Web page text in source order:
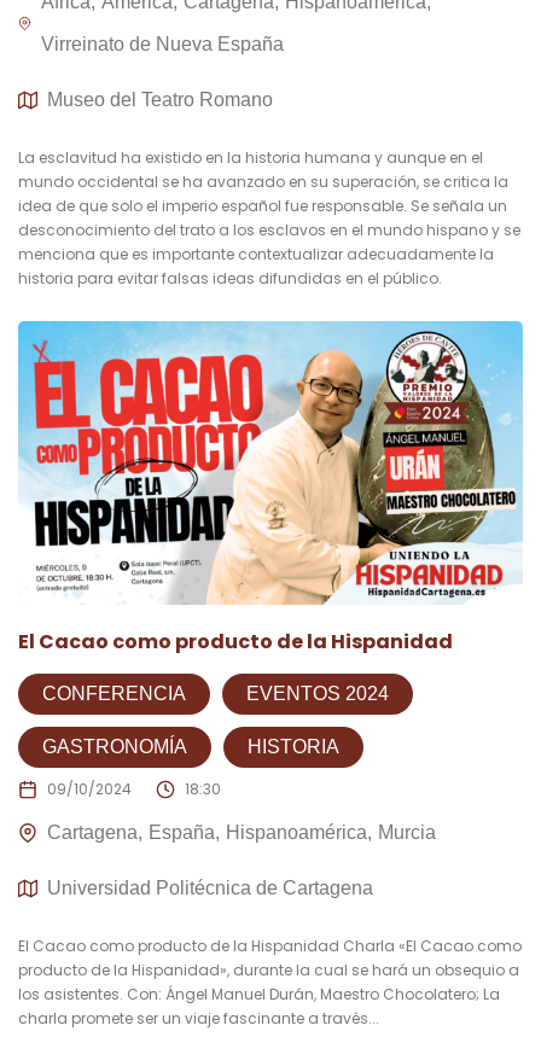
Virreinato de Nueva España
Museo del Teatro Romano
La esclavitud ha existido en la historia humana y aunque en el
mundo occidental se ha avanzado en su superación, se critica la
idea de que solo el imperio español fue responsable. Se señala un
desconocimiento del trato a los esclavos en el mundo hispano y se
menciona que es importante contextualizar adecuadamente la
historia para evitar falsas ideas difundidas en el público.
El Cacao como producto de la Hispanidad
CONFERENCIA EVENTOS 2024
GASTRONOMÍA HISTORIA
09/10/2024 18:30
Cartagena España Hispanoamérica Murcia
Universidad Politécnica de Cartagena
El Cacao como producto de la Hispanidad Charla «El Cacao como
producto de la Hispanidad», durante la cual se hará un obsequio a
los asistentes. Con: Ángel Manuel Durán, Maestro Chocolatero; La
charla promete ser un viaje fascinante a través...